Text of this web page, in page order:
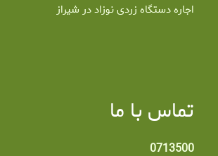
اجاره دستگاه زردی نوزاد در شیراز
تماس با ما
0713500